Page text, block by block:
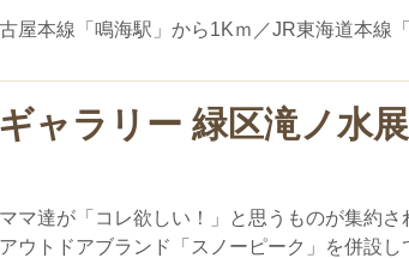
屋本線「鳴海駅」から1Kｍ／JR東海道本線
ャラリー 緑区滝ノ水
マ達が「コレ欲しい！」と思うものが集約
ウトドアブランド「スノーピーク」を併設